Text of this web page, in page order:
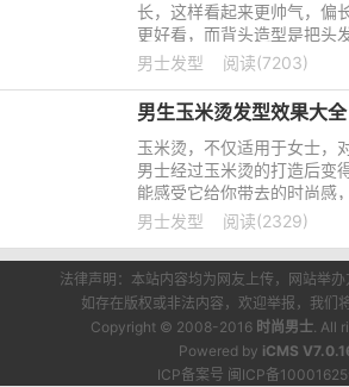
长，这样看起来更帅气，偏
更好看，而背头造型是把头
脸，所以如果你的脸太圆或
男士发型 阅读(7203)
玉米烫，不仅适用于女士，
男士经过玉米烫的打造后变
能感受它给你带去的时尚感
可以去做个玉米烫，绝对让
男士发型 阅读(2329)
法律声明：本站内容均为网友上传，网站举办
如存在版权或非法内容，欢迎举报，我们
Copyright © 2008-2016 时尚男士. All
Powered by iCMS
ICP备案号 闽ICP备